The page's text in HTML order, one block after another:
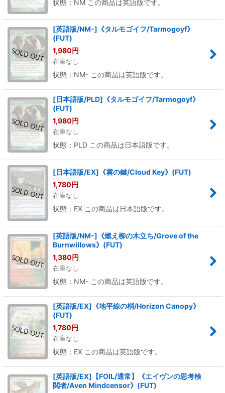
状態：NM この商品は英語版です。
[英語版/NM-]《タルモゴイフ/Tarmogoyf》
(FUT)
1,980円
在庫なし
状態：NM- この商品は英語版です。
[日本語版/PLD]《タルモゴイフ/Tarmogoyf》
(FUT)
1,980円
在庫なし
状態：PLD この商品は日本語版です。
[日本語版/EX]《雲の鍵/Cloud Key》(FUT)
1,780円
在庫なし
状態：EX この商品は日本語版です。
[英語版/NM-]《燃え柳の木立ち/Grove of the
Burnwillows》(FUT)
1,380円
在庫なし
状態：NM- この商品は英語版です。
[英語版/EX]《地平線の梢/Horizon Canopy》
(FUT)
1,780円
在庫なし
状態：EX この商品は英語版です。
[英語版/EX]【FOIL/通常】《エイヴンの思考検
閲者/Aven Mindcensor》(FUT)